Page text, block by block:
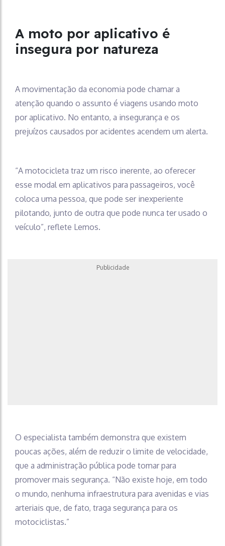
A moto por aplicativo é
insegura por natureza
A movimentação da economia pode chamar a
atenção quando o assunto é viagens usando moto
por aplicativo. No entanto, a insegurança e os
prejuízos causados por acidentes acendem um alerta.
“A motocicleta traz um risco inerente, ao oferecer
esse modal em aplicativos para passageiros, você
coloca uma pessoa, que pode ser inexperiente
pilotando, junto de outra que pode nunca ter usado o
veículo”, reflete Lemos.
Publicidade
O especialista também demonstra que existem
poucas ações, além de reduzir o limite de velocidade,
que a administração pública pode tomar para
promover mais segurança. “Não existe hoje, em todo
o mundo, nenhuma infraestrutura para avenidas e vias
arteriais que, de fato, traga segurança para os
motociclistas.”